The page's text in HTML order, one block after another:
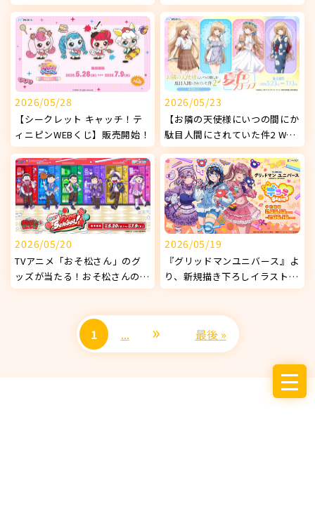
使用したオリジナルグッズが発
売決定！
2026/05/28
【シークレット キャッチ！テ
ィニピンWEBくじ】販売開始！
2026/05/23
【お隣の天使様にいつの間にか
駄目人間にされていた件2 WEB
くじ ～夏色スナップ～】販売
開始!
2026/05/20
TVアニメ「おそ松さん」のグ
ッズが当たる！おそ松さんの
WEBくじ 第29弾 『Our Free
2026/05/19
『グリッドマンユニバース』よ
り、新規描き下ろしイラストを
使用したオリジナルグッズが発
1 ... » 最後 »